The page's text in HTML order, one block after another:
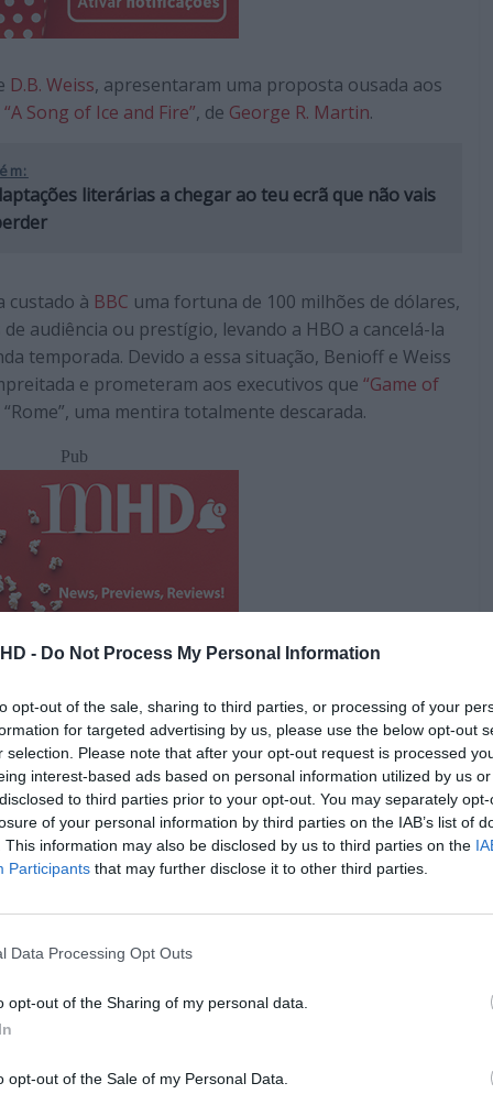
- Do Not Process My Personal Information
opt-out of the sale, sharing to third parties, or processing of your
for targeted advertising by us, please use the below opt-out
selection. Please note that after your opt-out request is processed
interest-based ads based on personal information utilized by us
to third parties prior to your opt-out. You may separately
of your personal information by third parties on the IAB’s list of
This information may also be disclosed by us to third parties on the
Participants that may further disclose it to other third parties.
Data Processing Opt Outs
opt-out of the Sharing of my personal data.
opt-out of the Sale of my Personal Data.
D.B. Weiss, apresentaram uma proposta ousada aos
“A Song of Ice and Fire”, de George R. Martin.
literárias a chegar ao teu ecrã que não vais
custado à BBC uma fortuna de 100 milhões de dólares,
audiência ou prestígio, levando a HBO a cancelá-la
temporada. Devido a essa situação, Benioff e Weiss
e prometeram aos executivos que “Game of
uma mentira totalmente descarada.
Pub
“Game of Thrones” tinha a intenção de ser
havia sido feito em televisão. “Hoje em dia é
de televisão nessa escala. Naquela época,
as costas ao projeto, com medo de terem que
ser, digamos, criativos na forma como venderam a